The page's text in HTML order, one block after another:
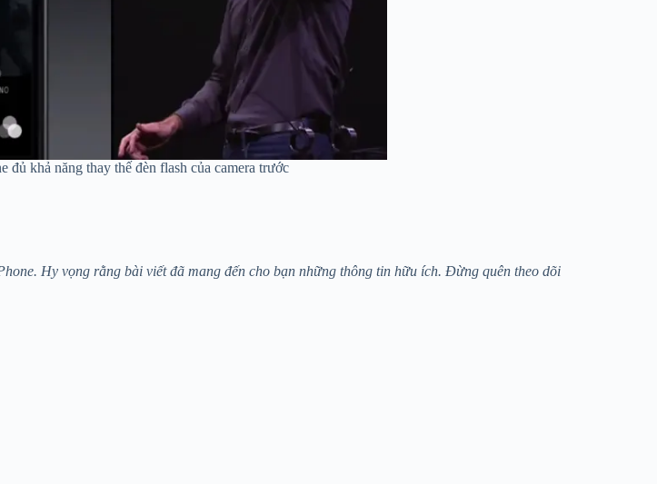
đủ khả năng thay thế đèn flash của camera trước
Hy vọng rằng bài viết đã mang đến cho bạn những thông tin hữu ích. Đừng quên theo dõi